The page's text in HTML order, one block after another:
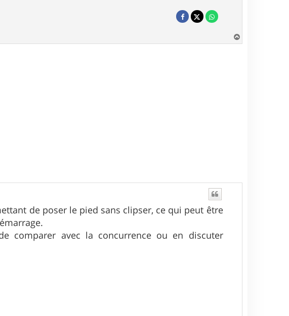
a
de poser le pied sans clipser, ce qui peut être
comparer avec la concurrence ou en discuter